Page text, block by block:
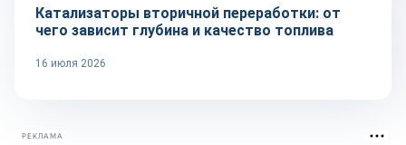
Катализаторы вторичной переработки: от
чего зависит глубина и качество топлива
16 июля 2026
РЕКЛАМА